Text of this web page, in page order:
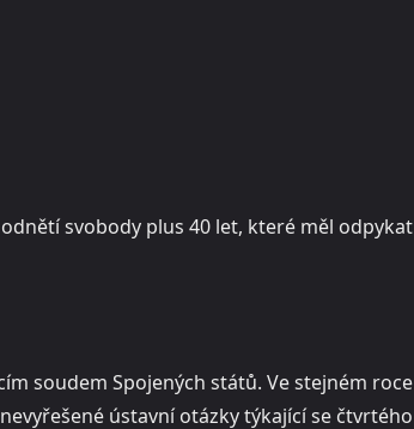
svobody plus 40 let, které měl odpykat
soudem Spojených států. Ve stejném roce
ústavní otázky týkající se čtvrtého